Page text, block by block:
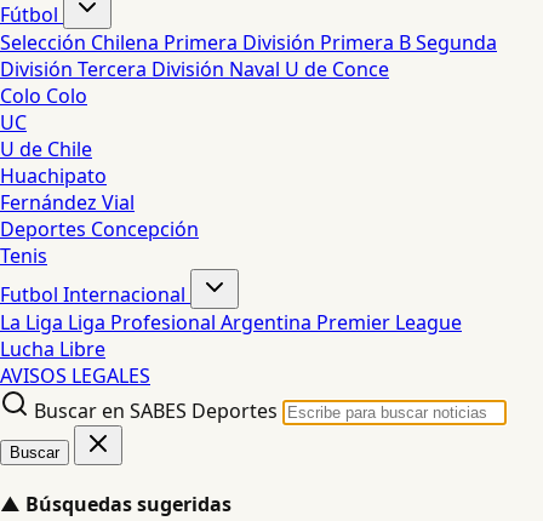
Fútbol
Selección Chilena Primera División Primera BSegunda
División Tercera División Naval U de Conce
Colo Colo
UC
U de Chile
Huachipato
Fernández Vial
Deportes Concepción
Tenis
Futbol Internacional
La Liga Liga Profesional Argentina Premier League
Lucha Libre
AVISOS LEGALES
Buscar en SABES Deportes
Buscar
▲ Búsquedas sugeridas